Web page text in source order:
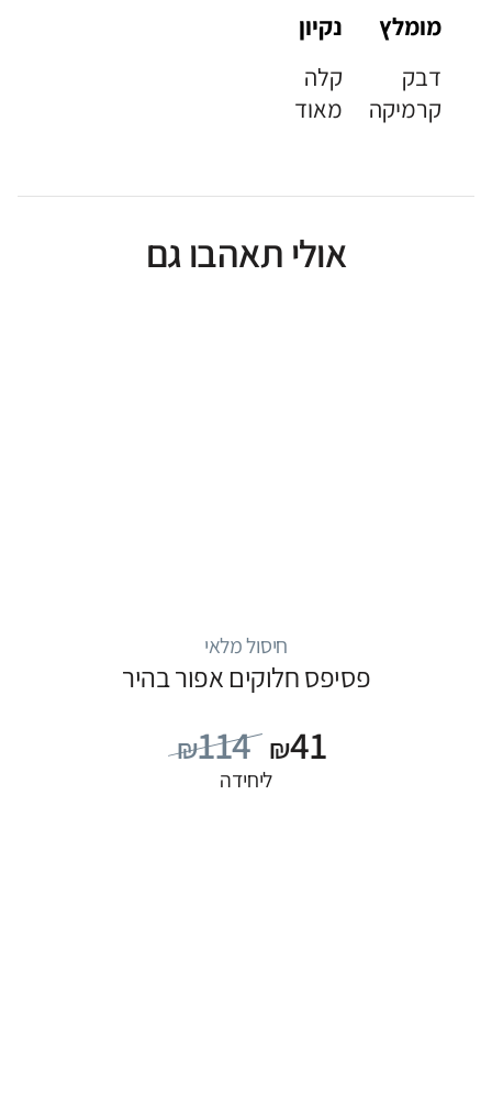
מומלץ
דבק
קרמיקה
נקיון
קלה
מאוד
אולי תאהבו גם
חיסול מלאי
פסיפס חלוקים אפור בהיר
₪114 ₪41
ליחידה